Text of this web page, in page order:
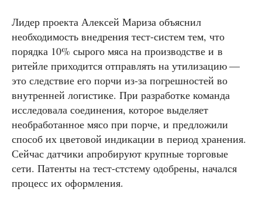
Лидер проекта Алексей Мариза объяснил
необходимость внедрения тест-систем тем, что
порядка 10% сырого мяса на производстве и в
ритейле приходится отправлять на утилизацию —
это следствие его порчи из-за погрешностей во
внутренней логистике. При разработке команда
исследовала соединения, которое выделяет
необработанное мясо при порче, и предложили
способ их цветовой индикации в период хранения.
Сейчас датчики апробируют крупные торговые
сети. Патенты на тест-стстему одобрены, начался
процесс их оформления.